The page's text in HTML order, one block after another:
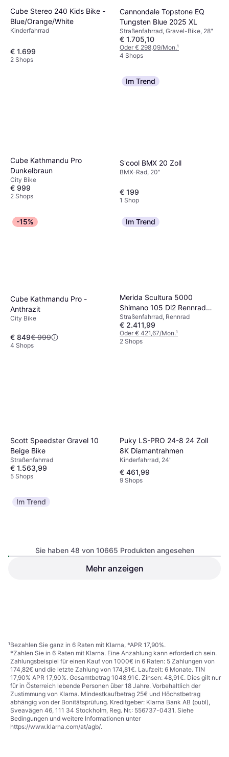
Cube Stereo 240 Kids Bike -
Blue/Orange/White
Kinderfahrrad
€ 1.699
2 Shops
Cannondale Topstone EQ
Tungsten Blue 2025 XL
Straßenfahrrad, Gravel-Bike, 28"
€ 1.705,10
Oder € 298,09/Mon.¹
4 Shops
Cube Kathmandu Pro
Dunkelbraun
City Bike
€ 999
2 Shops
Im Trend
S'cool BMX 20 Zoll
BMX-Rad, 20"
€ 199
1 Shop
-15%
Cube Kathmandu Pro -
Anthrazit
City Bike
€ 849€ 999
4 Shops
Im Trend
Merida Scultura 5000
Shimano 105 Di2 Rennrad
Perlschwarz Unisex,
Herrenfahrrad, Damenfahrrad
Straßenfahrrad, Rennrad
€ 2.411,99
Oder € 421,67/Mon.¹
2 Shops
Scott Speedster Gravel 10
Beige Bike
Straßenfahrrad
€ 1.563,99
5 Shops
Puky LS-PRO 24-8 24 Zoll
8K Diamantrahmen
Kinderfahrrad, 24"
€ 461,99
9 Shops
Im Trend
Sie haben 48 von 10665 Produkten angesehen
Mehr anzeigen
¹Bezahlen Sie ganz in 6 Raten mit Klarna, *APR 17,90%.
*Zahlen Sie in 6 Raten mit Klarna. Eine Anzahlung kann erforderlich sein.
Zahlungsbeispiel für einen Kauf von 1000€ in 6 Raten: 5 Zahlungen von
174,82€ und die letzte Zahlung von 174,81€. Laufzeit: 6 Monate. TIN
17,90% APR 17,90%. Gesamtbetrag 1048,91€. Zinsen: 48,91€. Dies gilt nur
für in Österreich lebende Personen über 18 Jahre. Vorbehaltlich der
Zustimmung von Klarna. Mindestkaufbetrag 25€ und Höchstbetrag
abhängig von der Bonitätsprüfung. Kreditgeber: Klarna Bank AB (publ),
Sveavägen 46, 111 34 Stockholm, Reg. Nr.: 556737-0431. Siehe
Bedingungen und weitere Informationen unter
https://www.klarna.com/at/agb/.